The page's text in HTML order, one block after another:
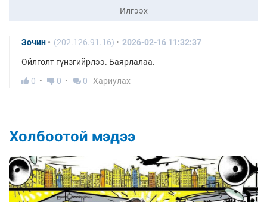
Илгээх
Зочин (202.126.91.16) 2026-02-16 11:32:37
Ойлголт гүнзгийрлээ. Баярлалаа.
0
0 0 Хариулах
Холбоотой мэдээ